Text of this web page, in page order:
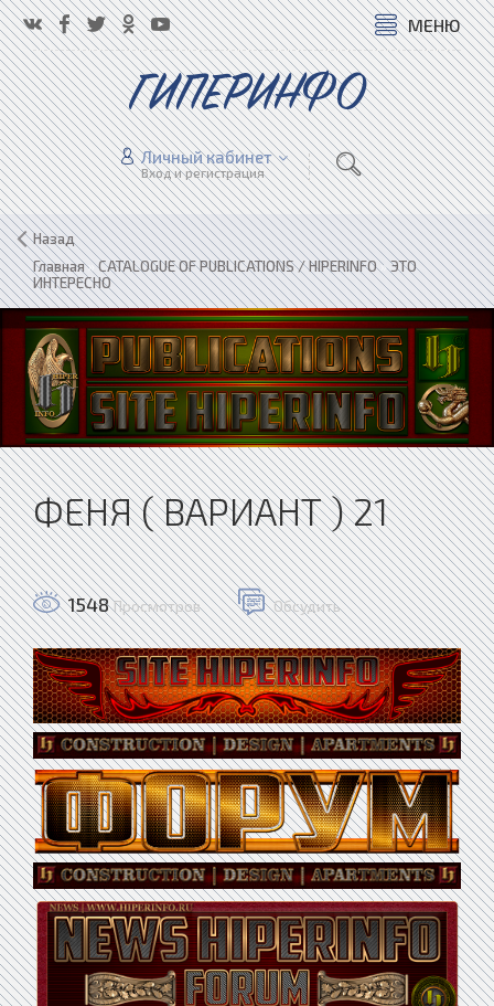
МЕНЮ
ГИПЕРИНФО
Личный кабинет
Вход и регистрация
Назад
Главная»CATALOGUE OF PUBLICATIONS / HIPERINFO»ЭТО
ИНТЕРЕСНО
ФЕНЯ ( ВАРИАНТ ) 21
1548 Просмотров Обсудить